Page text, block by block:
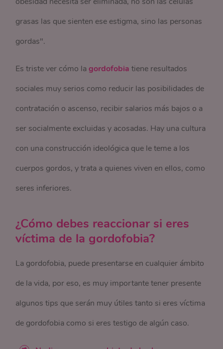
grasas las que sienten ese estigma, sino las personas
gordas".
Es triste ver cómo la gordofobia tiene resultados
sociales muy serios como reducir las posibilidades de
contratación o ascenso, recibir salarios más bajos o a
ser socialmente excluidas y acosadas. Hay una cultura
con una construcción ideológica que le teme a los
cuerpos gordos, y trata a quienes viven en ellos, como
seres inferiores.
¿Cómo debes reaccionar si eres
víctima de la gordofobia?
La gordofobia, puede presentarse en cualquier ámbito
de la vida, por eso, es muy importante tener presente
algunos tips que serán muy útiles tanto si eres víctima
de gordofobia como si eres testigo de algún caso.